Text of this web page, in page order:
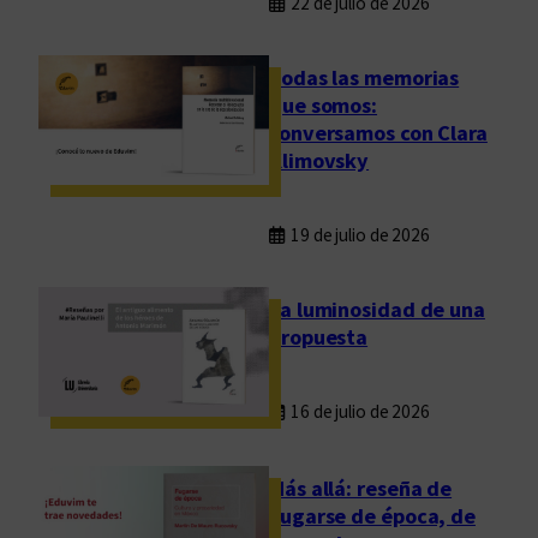
Todas las memorias
que somos:
conversamos con Clara
Klimovsky
19 de julio de 2026
La luminosidad de una
propuesta
16 de julio de 2026
Más allá: reseña de
Fugarse de época, de